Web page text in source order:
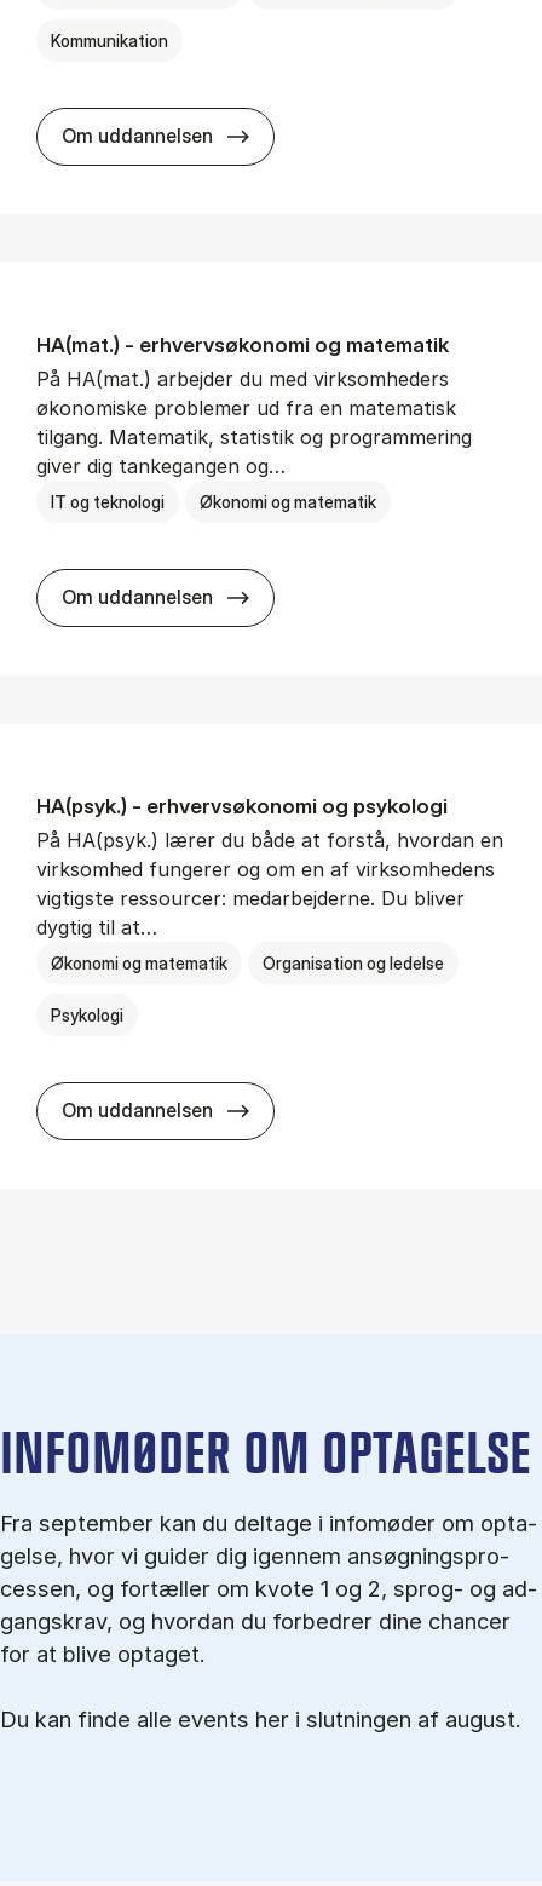
Kommunikation
Om uddannelsen HA(kom.) - erhvervs­økonomi
HA(mat.) - erhvervs­økonomi og ma­te­ma­tik
På HA(mat.) arbejder du med virksomheders
økonomiske problemer ud fra en matematisk
tilgang. Matematik, statistik og programmering
giver dig tankegangen og…
IT og teknologi Økonomi og matematik
Om uddannelsen HA(mat.) - erhvervs­økonomi og
HA(psyk.) - erhvervs­økonomi og psy­ko­lo­gi
På HA(psyk.) lærer du både at forstå, hvordan en
virksomhed fungerer og om en af virksomhedens
vigtigste ressourcer: medarbejderne. Du bliver
dygtig til at…
Økonomi og matematik Organisation og ledelse
Psykologi
Om uddannelsen HA(psyk.) - erhvervs­økonomi og
IN­FO­MØ­DER OM OP­TA­GEL­SE
Fra september kan du del­tage i in­fo­mø­der om op­ta­
gel­se, hvor vi gu­i­der dig igen­nem an­søg­nings­pro­
ces­sen, og for­tæl­ler om kvo­te 1 og 2, sprog- og ad­
gangs­krav, og hvordan du forbedrer dine chancer
for at blive optaget.
Du kan finde alle events her i slutningen af august.